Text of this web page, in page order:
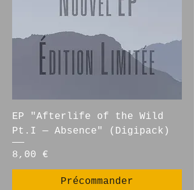
EP "Afterlife of the Wild
Pt.I — Absence" (Digipack)
Prix
8,00 €
Précommander